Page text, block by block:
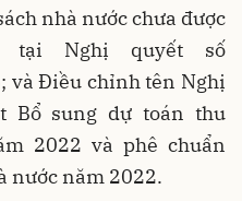
nhà nước chưa được
tại Nghị quyết số
và Điều chỉnh tên Nghị
Bổ sung dự toán thu
2022 và phê chuẩn
nước năm 2022.